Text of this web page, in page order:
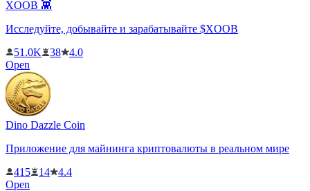
XOOB 👾
Исследуйте, добывайте и зарабатывайте $XOOB
51.0K
38
4.0
Open
Dino Dazzle Coin
Приложение для майнинга криптовалюты в реальном мире
415
14
4.4
Open